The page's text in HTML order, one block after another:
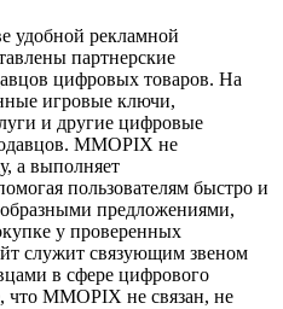
удобной рекламной
партнерские
цифровых товаров. На
игровые ключи,
и другие цифровые
MMOPIX не
а выполняет
пользователям быстро и
предложениями,
у проверенных
служит связующим звеном
в сфере цифрового
что MMOPIX не связан, не